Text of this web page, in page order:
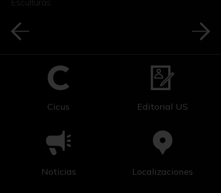
Esculturas
Cicus Editorial US
Noticias Localizaciones